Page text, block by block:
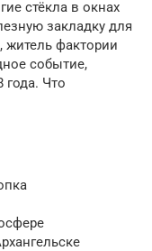
стёкла в окнах
закладку для
житель фактории
событие,
Что